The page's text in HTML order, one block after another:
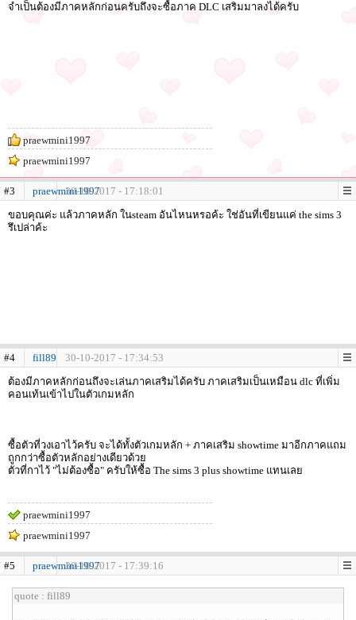
จำเป็นต้องมีภาคหลักก่อนครับถึงจะซื้อภาค DLC เสริมมาลงได้ครับ
praewmini1997
praewmini1997
#3 praewmini199730-10-2017 - 17:18:01
ขอบคุณค่ะ แล้วภาคหลัก ในsteam อันไหนหรอค้ะ ใช่อันที่เขียนแค่ the sims 3
รึเปล่าค้ะ
#4 fill89
30-10-2017 - 17:34:53
ต้องมีภาคหลักก่อนถึงจะเล่นภาคเสริมได้ครับ ภาคเสริมเป็นเหมือน dlc ที่เพิ่ม
คอนเท้นเข้าไปในตัวเกมหลัก
ซื้อตัวที่วงเอาไว้ครับ จะได้ทั้งตัวเกมหลัก + ภาคเสริม showtime มาอีกภาคแถม
ถูกกว่าซื้อตัวหลักอย่างเดียวด้วย
ตัวที่กาไว้ "ไม่ต้องซื้อ" ครับให้ซื้อ The sims 3 plus showtime แทนเลย
praewmini1997
praewmini1997
#5 praewmini199730-10-2017 - 17:39:16
quote : fill89